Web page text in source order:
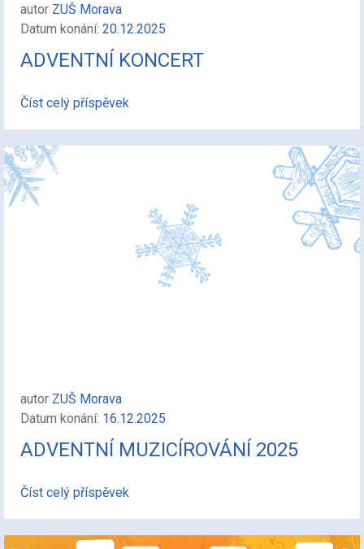
autor ZUŠ Morava
Datum konání: 20.12.2025
ADVENTNÍ KONCERT
Číst celý příspěvek
autor ZUŠ Morava
Datum konání: 16.12.2025
ADVENTNÍ MUZICÍROVÁNÍ 2025
Číst celý příspěvek